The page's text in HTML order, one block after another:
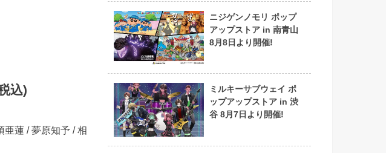
込)
亜蓮 / 夢原知予 / 相
ニジゲンノモリ ポップ
アップストア in 南青山
8月8日より開催!
ミルキーサブウェイ ポ
ップアップストア in 渋
谷 8月7日より開催!